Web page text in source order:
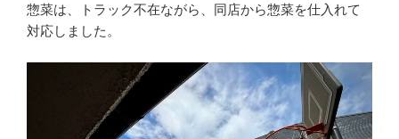
惣菜は、トラック不在ながら、同店から惣菜を仕入れて
対応しました。